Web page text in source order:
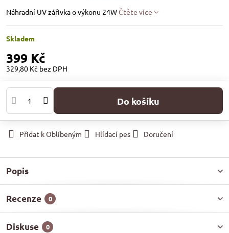
Náhradní UV zářivka o výkonu 24WČtěte více
Skladem
399 Kč
329,80 Kč bez DPH
Do košíku
Přidat k Oblíbeným Hlídací pes Doručení
Popis
Recenze 0
Diskuse 0